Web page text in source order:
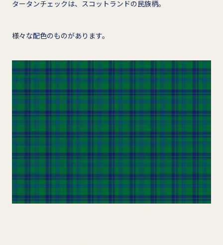
タータンチェックは、スコットランドの民族柄。
様々な配色のものがあります。